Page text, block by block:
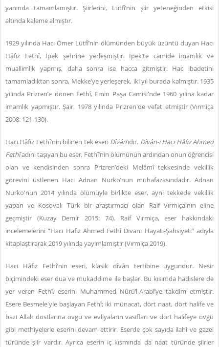
yanında tamamlamıştır. Şiirlerini, Lütfî’nin şiir yeteneğinden etkisi
altında kaleme almıştır.
1929 yılında Hacı Ömer Lütfî’nin ölümünden büyük üzüntü duyan Hacı
Hâfız Fethî, İpek şehrine yerleşmiştir. İpek’te camide imamlık ve
muallimlik yapmış, daha sonra ise hacca gitmiştir. Hac ibadetini
tamamladıktan sonra, Mekke’ye yerleşerek, iki yıl burada kalmıştır. 1935
yılında Prizren’e dönen Fethî, Emin Paşa Camisi'nde 1960 yılına kadar
imamlık yapmıştır. Şair, 1978 yılında Prizren'de vefat etmiştir (Vırmiça
2008: 121-130).
Hacı Hâfız Fethî’nin bilinen tek eseri Dîvân’ıdır. Dîvân-ı Hacı Hâfız Ahmed
Fethîadını taşıyan bu eser, Fethî’nin ölümünün ardından onun öğrencisi
olan ve kendisinden sonra Prizren’deki Melâmî tekkesinde vekillik
görevini üstlenen Hacı Adnan Nurko’nun muhafazasındadır. Adnan
Nurko'nun 2014 yılında ölümüyle birlikte eser, aynı tekkede vekillik
yapan ve Kosovalı Türk bir araştırmacı olan Raif Vırmiça'nın eline
geçmiştir (Kuzay Demir 2015: 74). Raif Vırmiça, eser hakkındaki
incelemelerini “Hacı Hafız Ahmed FethîDivanı Hayatı-Şahsiyeti” adıyla
kitaplaştırarak 2019 yılında yayımlamıştır (Vırmiça 2019).
Hacı Hâfız Fethî’nin eseri, klasik dîvân tertibine uygundur. Nesir
biçimindeki eser dua ve mukaddime ile başlar. Bu kısımda hadislere de
yer veren Fethî, eserini Muhammed Nûrü’l-Arabî’ye takdim etmiştir.
Esere Besmele'yle başlayan Fethî; iki münacat, dört naat, dört halife ve
bazı Allah dostlarına övgü ve evliyaların vasıfları ve dört halifeye övgü
gibi methiyelerle eserini devam ettirir. Eserde çok sayıda ilahi ve gazel
türünde şiir vardır. Ayrıca eserin iç kısmında da naat türünde şiirler